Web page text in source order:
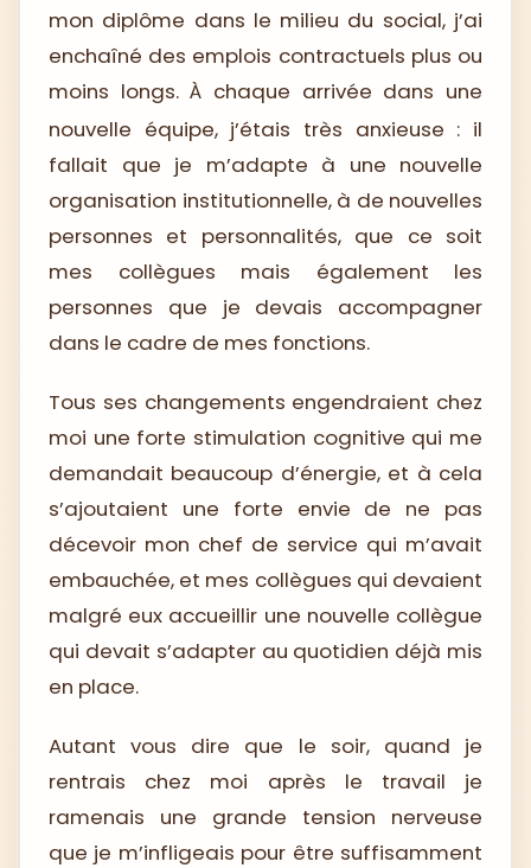
mon diplôme dans le milieu du social, j’ai
enchaîné des emplois contractuels plus ou
moins longs.À
chaque arrivée dans une
nouvelle équipe, j’étais très anxieuse : il
fallait que je m’adapte à une nouvelle
organisation institutionnelle, à de nouvelles
personnes et personnalités, que ce soit
mes collègues mais également les
personnes que je devais accompagner
dans le cadre de mes fonctions.
Tous ses changements engendraient chez
moi une forte stimulation cognitive qui me
demandait beaucoup d’énergie, et à cela
s’ajoutaient une forte envie de ne pas
décevoir mon chef de service qui m’avait
embauchée, et mes collègues qui devaient
malgré eux accueillir une nouvelle collègue
qui devait s’adapter au quotidien déjà mis
en place.
Autant vous dire que le soir, quand je
rentrais chez moi après le travail je
ramenais une grande tension nerveuse
que je m’infligeais pour être suffisamment